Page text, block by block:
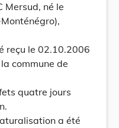
Mersud, né le
reçu le 02.10.2006
commune de
quatre jours
a été